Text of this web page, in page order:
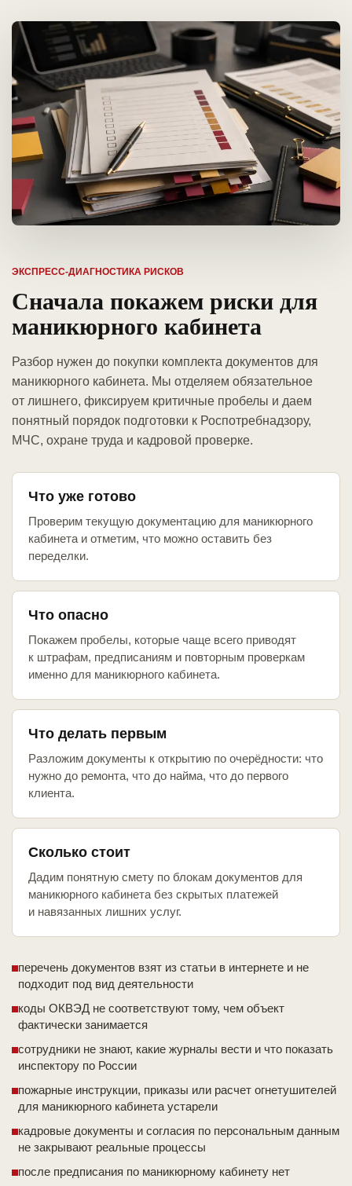
ЭКСПРЕСС-ДИАГНОСТИКА РИСКОВ
Сначала покажем риски для
маникюрного кабинета
Разбор нужен до покупки комплекта документов для
маникюрного кабинета. Мы отделяем обязательное
от лишнего, фиксируем критичные пробелы и даем
понятный порядок подготовки к Роспотребнадзору,
МЧС, охране труда и кадровой проверке.
Что уже готово
Проверим текущую документацию для маникюрного
кабинета и отметим, что можно оставить без
переделки.
Что опасно
Покажем пробелы, которые чаще всего приводят
к штрафам, предписаниям и повторным проверкам
именно для маникюрного кабинета.
Что делать первым
Разложим документы к открытию по очерёдности: что
нужно до ремонта, что до найма, что до первого
клиента.
Сколько стоит
Дадим понятную смету по блокам документов для
маникюрного кабинета без скрытых платежей
и навязанных лишних услуг.
перечень документов взят из статьи в интернете и не
подходит под вид деятельности
коды ОКВЭД не соответствуют тому, чем объект
фактически занимается
сотрудники не знают, какие журналы вести и что показать
инспектору по России
пожарные инструкции, приказы или расчет огнетушителей
для маникюрного кабинета устарели
кадровые документы и согласия по персональным данным
не закрывают реальные процессы
после предписания по маникюрному кабинету нет